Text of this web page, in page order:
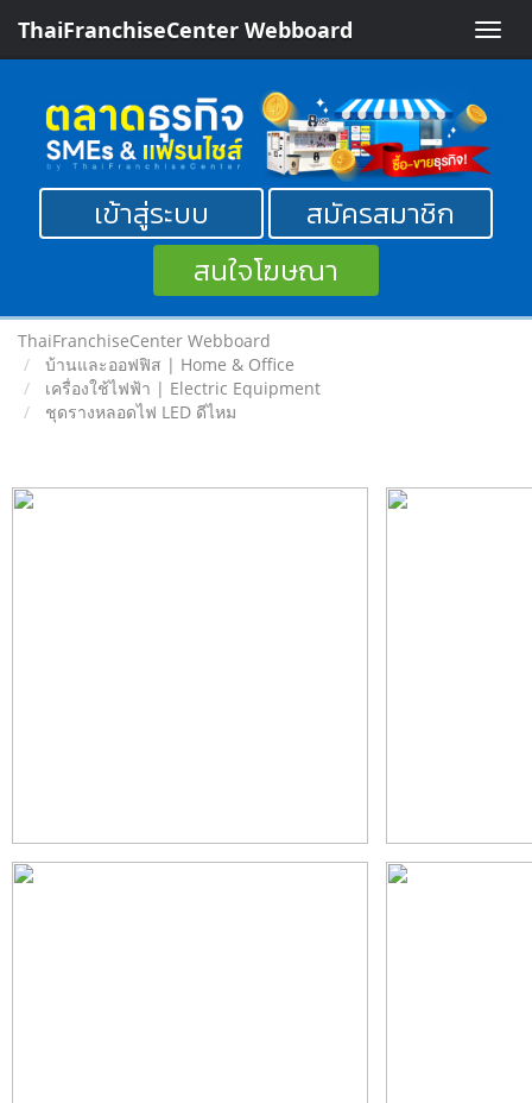
Toggle
ThaiFranchiseCenter Webboard
เข้าสู่ระบบ
สมัครสมาชิก
สนใจโฆษณา
ThaiFranchiseCenter Webboard
บ้านและออฟฟิส | Home & Office
เครื่องใช้ไฟฟ้า | Electric Equipment
ชุดรางหลอดไฟ LED ดีไหม